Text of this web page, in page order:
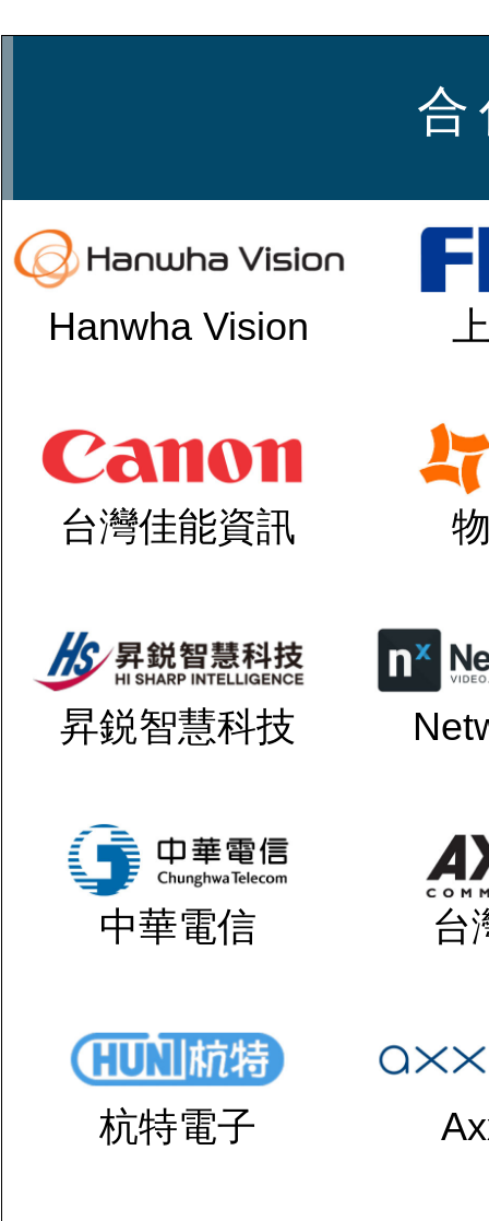
合
Hanwha Vision
台灣佳能資訊
昇鋭智慧科技
中華電信 台
杭特電子